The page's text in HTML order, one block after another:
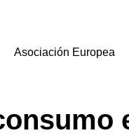
Asociación Europea